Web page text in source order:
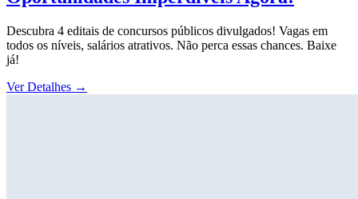
Descubra 4 editais de concursos públicos divulgados! Vagas em
todos os níveis, salários atrativos. Não perca essas chances. Baixe
já!
Ver Detalhes →